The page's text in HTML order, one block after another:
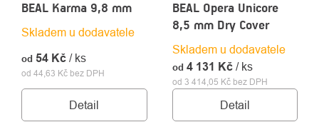
BEAL Karma 9,8 mm
Skladem u dodavatele
od 44,63 Kč bez DPH
od 54 Kč / ks
Detail
BEAL Opera Unicore
8,5 mm Dry Cover
Skladem u dodavatele
od 3 414,05 Kč bez DPH
od 4 131 Kč / ks
Detail